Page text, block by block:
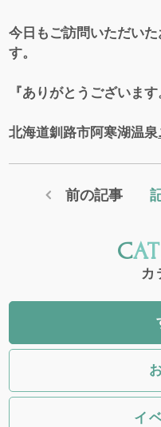
今日もご訪問いただい
す。
『ありがとうございます
北海道釧路市阿寒湖温泉
前の記事
カ
イ